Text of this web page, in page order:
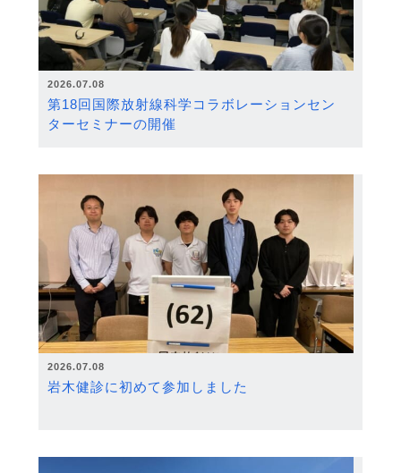
2026.07.08
第18回国際放射線科学コラボレーションセン
ターセミナーの開催
2026.07.08
岩木健診に初めて参加しました